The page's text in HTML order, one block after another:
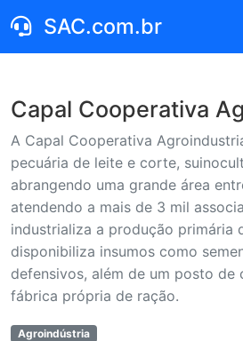
SAC.com.br
Capal Cooperativa
A Capal Cooperativa
pecuária de leite e corte,
abrangendo uma grande área
atendendo a mais de 3 mil
industrializa a produção primária
disponibiliza insumos como
defensivos, além de um posto de
fábrica própria de ração.
Agroindústria